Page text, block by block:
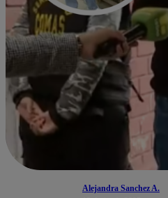
Alejandra Sanchez A.